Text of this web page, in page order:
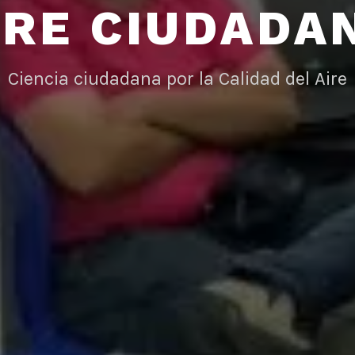
Ciencia ciudadana por la Calidad del Aire